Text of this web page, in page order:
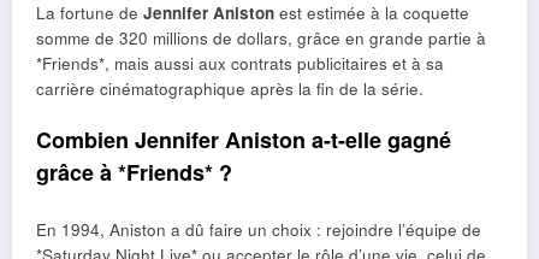
La fortune de Jennifer Aniston est estimée à la coquette
somme de 320 millions de dollars, grâce en grande partie à
*Friends*, mais aussi aux contrats publicitaires et à sa
carrière cinématographique après la fin de la série.
Combien Jennifer Aniston a-t-elle gagné
grâce à *Friends* ?
En 1994, Aniston a dû faire un choix : rejoindre l’équipe de